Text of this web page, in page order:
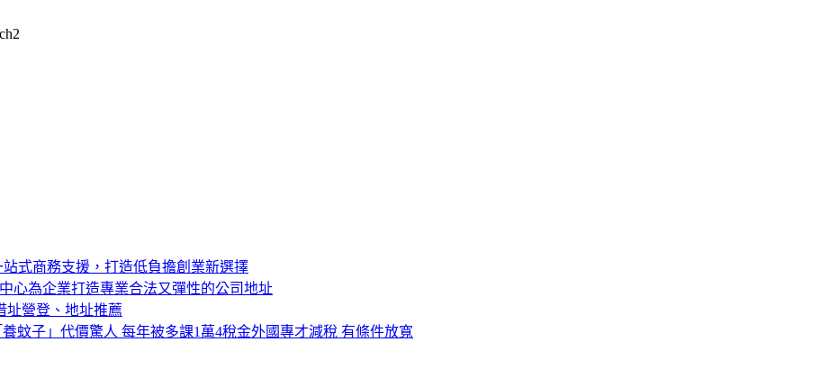
式商務支援，打造低負擔創業新選擇
心為企業打造專業合法又彈性的公司地址
址營登、地址推薦
蚊子」代價驚人 每年被多課1萬4稅金外國專才減稅 有條件放寬